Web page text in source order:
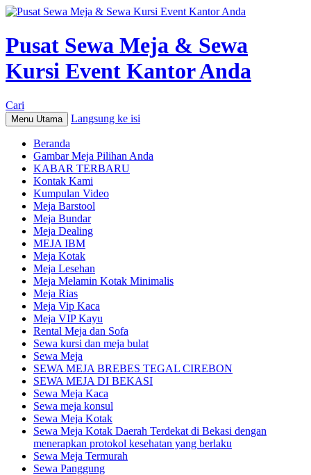
Pusat Sewa Meja & Sewa
Kursi Event Kantor Anda
Cari
Menu Utama Langsung ke isi
Beranda
Gambar Meja Pilihan Anda
KABAR TERBARU
Kontak Kami
Kumpulan Video
Meja Barstool
Meja Bundar
Meja Dealing
MEJA IBM
Meja Kotak
Meja Lesehan
Meja Melamin Kotak Minimalis
Meja Rias
Meja Vip Kaca
Meja VIP Kayu
Rental Meja dan Sofa
Sewa kursi dan meja bulat
Sewa Meja
SEWA MEJA BREBES TEGAL CIREBON
SEWA MEJA DI BEKASI
Sewa Meja Kaca
Sewa meja konsul
Sewa Meja Kotak
Sewa Meja Kotak Daerah Terdekat di Bekasi dengan
menerapkan protokol kesehatan yang berlaku
Sewa Meja Termurah
Sewa Panggung